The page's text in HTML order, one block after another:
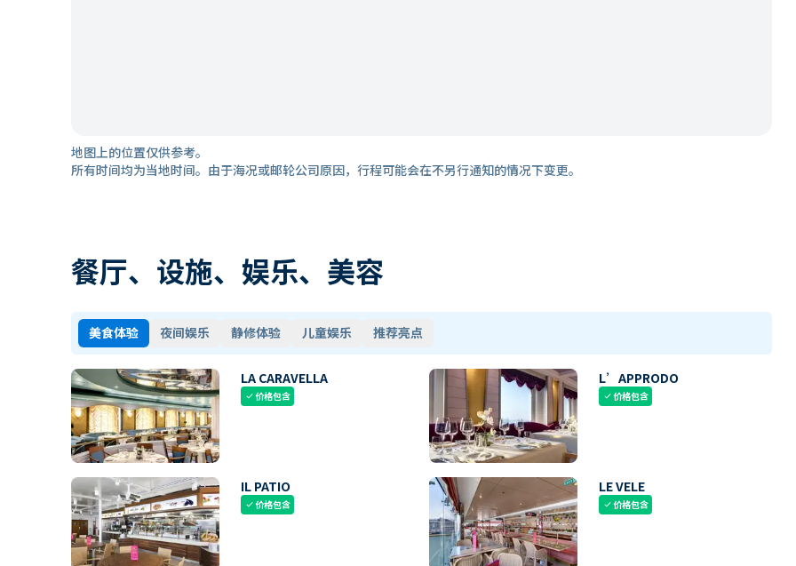
地图上的位置仅供参考。
所有时间均为当地时间。由于海况或邮轮公司原因，行程可能会在不另行通知的情况下变更。
餐厅、设施、娱乐、美容
美食体验 夜间娱乐 静修体验 儿童娱乐 推荐亮点
LA CARAVELLA
check价格包含
L’APPRODO
check价格包含
IL PATIO
check价格包含
LE VELE
check价格包含